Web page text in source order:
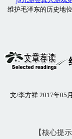
维护毛泽东的历史地
文/李方祥 2017年
【核心提示